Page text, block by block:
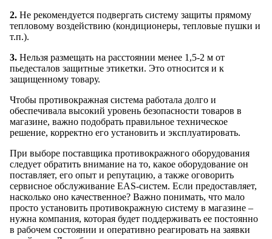
2. Не рекомендуется подвергать систему защиты прямому
тепловому воздействию (кондиционеры, тепловые пушки и
т.п.).
3. Нельзя размещать на расстоянии менее 1,5-2 м от
пьедесталов защитные этикетки. Это относится и к
защищенному товару.
Чтобы противокражная система работала долго и
обеспечивала высокий уровень безопасности товаров в
магазине, важно подобрать правильное техническое
решение, корректно его установить и эксплуатировать.
При выборе поставщика противокражного оборудования
следует обратить внимание на то, какое оборудование он
поставляет, его опыт и репутацию, а также оговорить
сервисное обслуживание EAS-систем. Если предоставляет,
насколько оно качественное? Важно понимать, что мало
просто установить противокражную систему в магазине –
нужна компания, которая будет поддерживать ее постоянно
в рабочем состоянии и оперативно реагировать на заявки